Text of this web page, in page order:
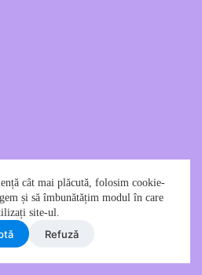
cât mai plăcută, folosim cookie-
și să îmbunătățim modul în care
site-ul.
Refuzǎ